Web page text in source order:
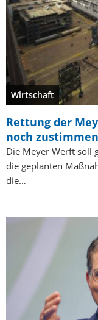
Wirtschaft
Rettung der
noch zustimmen
Die Meyer Werft soll
die geplanten
die…